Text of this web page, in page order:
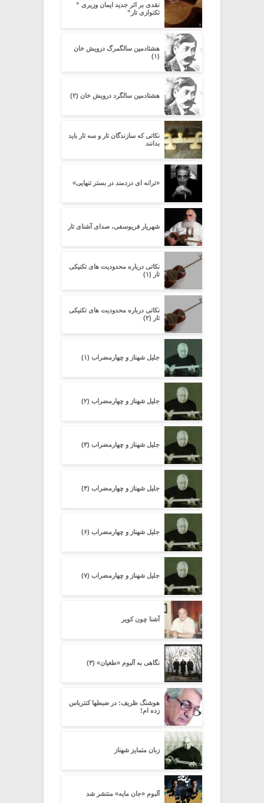
نقدی بر اثر جدید ایمان وزیری ”
تکنوازی تار”
هشتادمین سالگمرگ درویش خان
(۱)
هشتادمین سالگرد درویش خان (۲)
نکاتی که سازندگان تار و سه تار باید
بدانند
«ترانه ای دردمند در بستر تنهایی»
شهریار فریوسفی، صدای آشنای تار
نکاتی درباره محدودیت های تکنیکی
تار (۱)
نکاتی درباره محدودیت های تکنیکی
تار (۲)
جلیل شهناز و چهارمضراب (۱)
جلیل شهناز و چهارمضراب (۲)
جلیل شهناز و چهارمضراب (۳)
جلیل شهناز و چهارمضراب (۴)
جلیل شهناز و چهارمضراب (۶)
جلیل شهناز و چهارمضراب (۷)
آشنا چون کویر
نگاهی به آلبوم «طغیان» (۳)
هوشنگ ظریف: در ضبطها کنترباس
زده ام!
زبان متمایز شهناز
آلبوم «جان مایه» منتشر شد